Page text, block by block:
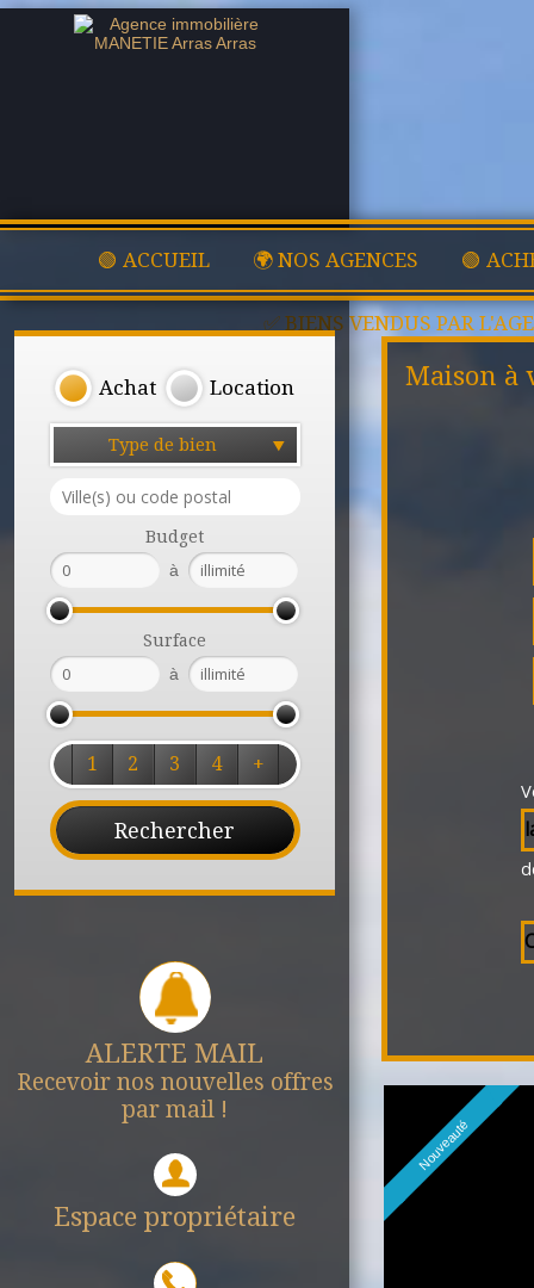
🟢 ACCUEIL 🌍 NOS AGENCES 🟢
✅ BIENS VENDUS PAR
Achat Location
Type de bien
Budget
à
Surface
à
1 2 3 4 +
ALERTE MAIL
Recevoir nos nouvelles offres
par mail !
Espace propriétaire
Maison à
Nouveauté